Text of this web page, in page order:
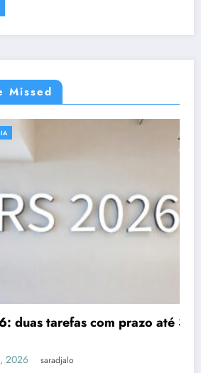
Missed
tarefas com prazo até 31 de
saradjalo